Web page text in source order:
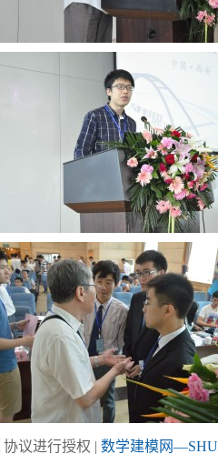
协议进行授权 | 数学建模网